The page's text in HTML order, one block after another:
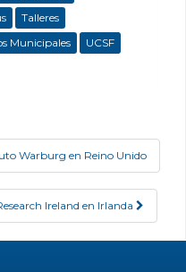
Talleres
Municipales UCSF
Warburg en Reino Unido
Ireland en Irlanda